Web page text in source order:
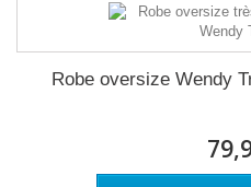
Robe oversize Wendy